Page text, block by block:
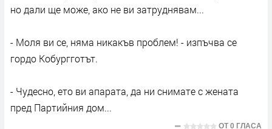
но дали ще може, ако не ви затруднявам...
- Моля ви се, няма никакъв проблем! - изпъчва се
гордо Кобургготът.
- Чудесно, ето ви апарата, да ни снимате с жената
пред Партийния дом...
ОТ0 ГЛАСА